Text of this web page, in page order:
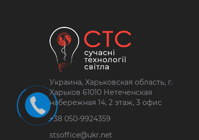
Украина, Харьковская область, г.
Харьков 61010 Нетеченская
набережная 14, 2 этаж, 3 офис
+38 050-9924359
stsoffice@ukr.net